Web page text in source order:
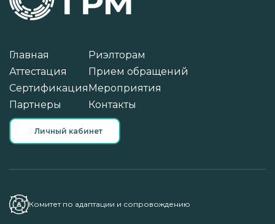
Главная
Аттестация
Сертификация
Партнеры
Риэлторам
Прием обращений
Мероприятия
Контакты
Личный кабинет
Комитет по адаптации и сопровождению